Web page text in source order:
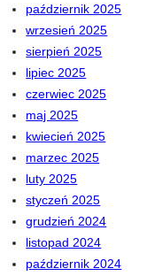
październik 2025
wrzesień 2025
sierpień 2025
lipiec 2025
czerwiec 2025
maj 2025
kwiecień 2025
marzec 2025
luty 2025
styczeń 2025
grudzień 2024
listopad 2024
październik 2024